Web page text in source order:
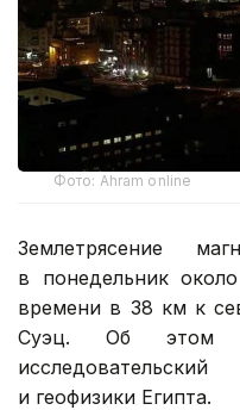
Фото: Ahram online
Землетрясение
в понедельник
времени в 38 км к
Суэц. Об этом
и геофизики Египта.